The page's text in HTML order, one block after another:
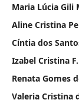
Maria Lúcia Gili
Aline Cristina
Cí­ntia dos
Izabel Cristina
Renata Gomes
Valeria Cristina